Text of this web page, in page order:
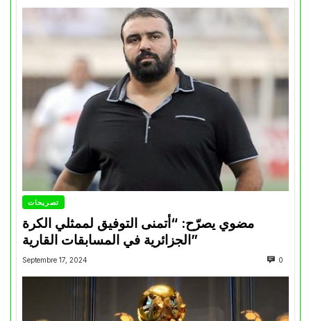
تصريحات
مضوي يصرّح: “أتمنى التوفيق لممثلي الكرة
الجزائرية في المسابقات القارية”
Septembre 17, 2024 0